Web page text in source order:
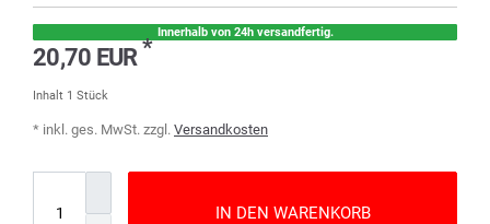
Innerhalb von 24h versandfertig.
20,70 EUR*
Inhalt 1 Stück
* inkl. ges. MwSt. zzgl. Versandkosten
IN DEN WARENKORB